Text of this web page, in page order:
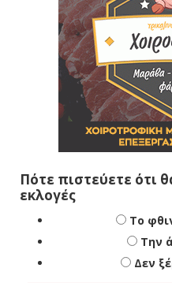
Πότε πιστεύετε ότι
εκλογές